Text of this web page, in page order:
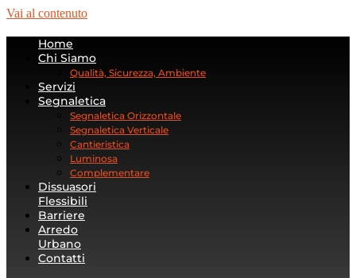
Vai al contenuto
Home
Chi Siamo
Qualità, Sicurezza, Ambiente
Servizi
Segnaletica
Segnaletica Orizzontale
Segnaletica Verticale
Cantieristica
Luminosa
Complementare
Dissuasori
Flessibili
Barriere
Arredo
Urbano
Contatti